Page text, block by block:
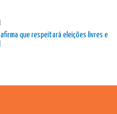
que respeitará eleições livres e